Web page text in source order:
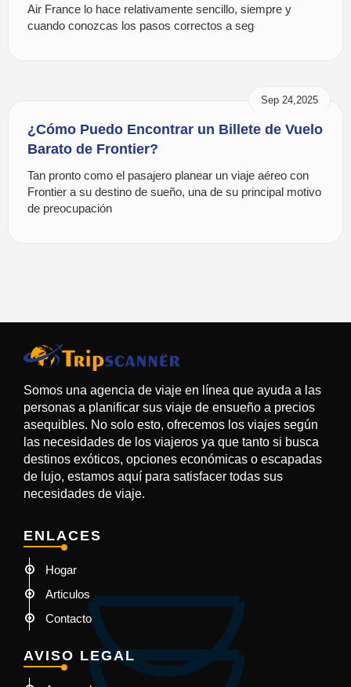
Air France lo hace relativamente sencillo, siempre y
cuando conozcas los pasos correctos a seg
Sep 24,2025
¿Cómo Puedo Encontrar un Billete de Vuelo
Barato de Frontier?
Tan pronto como el pasajero planear un viaje aéreo con
Frontier a su destino de sueño, una de su principal motivo
de preocupación
Somos una agencia de viaje en línea que ayuda a las
personas a planificar sus viaje de ensueño a precios
asequibles. No solo esto, ofrecemos los viajes según
las necesidades de los viajeros ya que tanto si busca
destinos exóticos, opciones económicas o escapadas
de lujo, estamos aquí para satisfacer todas sus
necesidades de viaje.
ENLACES
Hogar
Articulos
Contacto
AVISO LEGAL